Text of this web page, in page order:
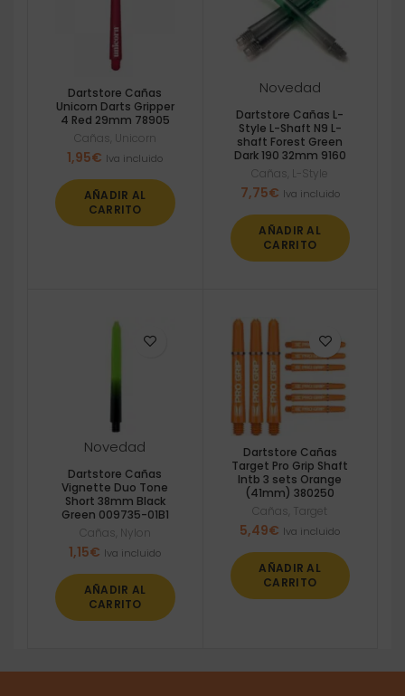
Dartstore Cañas
Unicorn Darts Gripper
4 Red 29mm 78905
Cañas Unicorn
1,95€ Iva incluido
AÑADIR AL
CARRITO
Novedad
Dartstore Cañas L-
Style L-Shaft N9 L-
shaft Forest Green
Dark 190 32mm 9160
Cañas L-Style
7,75€ Iva incluido
AÑADIR AL
CARRITO
Novedad
Dartstore Cañas
Vignette Duo Tone
Short 38mm Black
Green 009735-01B1
Cañas Nylon
1,15€ Iva incluido
AÑADIR AL
CARRITO
Dartstore Cañas
Target Pro Grip Shaft
Intb 3 sets Orange
(41mm) 380250
Cañas Target
5,49€ Iva incluido
AÑADIR AL
CARRITO